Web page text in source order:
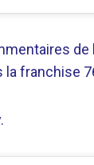
la franchise